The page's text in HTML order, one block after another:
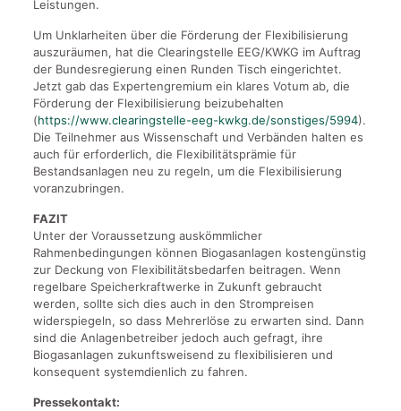
Leistungen.
Um Unklarheiten über die Förderung der Flexibilisierung
auszuräumen, hat die Clearingstelle EEG/KWKG im Auftrag
der Bundesregierung einen Runden Tisch eingerichtet.
Jetzt gab das Expertengremium ein klares Votum ab, die
Förderung der Flexibilisierung beizubehalten
(https://www.clearingstelle-eeg-kwkg.de/sonstiges/5994).
Die Teilnehmer aus Wissenschaft und Verbänden halten es
auch für erforderlich, die Flexibilitätsprämie für
Bestandsanlagen neu zu regeln, um die Flexibilisierung
voranzubringen.
FAZIT
Unter der Voraussetzung auskömmlicher
Rahmenbedingungen können Biogasanlagen kostengünstig
zur Deckung von Flexibilitätsbedarfen beitragen. Wenn
regelbare Speicherkraftwerke in Zukunft gebraucht
werden, sollte sich dies auch in den Strompreisen
widerspiegeln, so dass Mehrerlöse zu erwarten sind. Dann
sind die Anlagenbetreiber jedoch auch gefragt, ihre
Biogasanlagen zukunftsweisend zu flexibilisieren und
konsequent systemdienlich zu fahren.
Pressekontakt: